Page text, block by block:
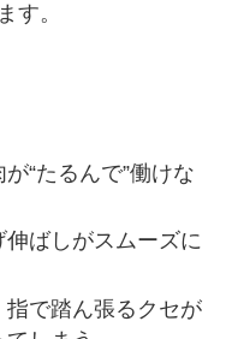
す。
“たるんで”働けな
ばしがスムーズに
で踏ん張るクセが